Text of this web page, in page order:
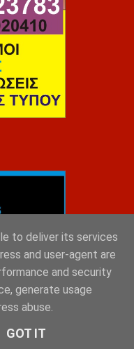
to deliver its services
and user-agent are
and security
generate usage
abuse.
GOT IT